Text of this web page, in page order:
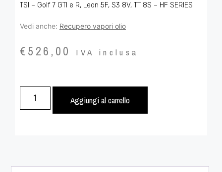
TSI – Golf 7 GTI e R, Leon 5F, S3 8V, TT 8S – HF SERIES
Vedi anche: Recupero vapori olio
€526,00 IVA inclusa
Aggiungi al carrello